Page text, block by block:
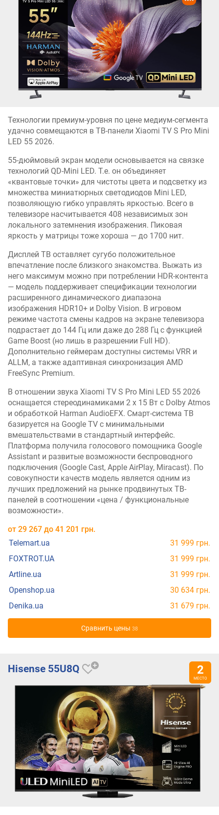
Технологии премиум-уровня по цене медиум-сегмента
удачно совмещаются в ТВ-панели Xiaomi TV S Pro Mini
LED 55 2026.
55-дюймовый экран модели основывается на связке
технологий QD-Mini LED. Т.е. он объединяет
«квантовые точки» для чистоты цвета и подсветку из
множества миниатюрных светодиодов Mini LED,
позволяющую гибко управлять яркостью. Всего в
телевизоре насчитывается 408 независимых зон
локального затемнения изображения. Пиковая
яркость у матрицы тоже хороша — до 1700 нит.
Дисплей ТВ оставляет сугубо положительное
впечатление после близкого знакомства. Выжать из
него максимум можно при потреблении HDR-контента
— модель поддерживает спецификации технологии
расширенного динамического диапазона
изображения HDR10+ и Dolby Vision. В игровом
режиме частота смены кадров на экране телевизора
подрастает до 144 Гц или даже до 288 Гц с функцией
Game Boost (но лишь в разрешении Full HD).
Дополнительно геймерам доступны системы VRR и
ALLM, а также адаптивная синхронизация AMD
FreeSync Premium.
В отношении звука Xiaomi TV S Pro Mini LED 55 2026
оснащается стереодинамиками 2 х 15 Вт с Dolby Atmos
и обработкой Harman AudioEFX. Смарт-система ТВ
базируется на Google TV с минимальными
вмешательствами в стандартный интерфейс.
Платформа получила голосового помощника Google
Assistant и развитые возможности беспроводного
подключения (Google Cast, Apple AirPlay, Miracast). По
совокупности качеств модель является одним из
лучших предложений на рынке продвинутых ТВ-
панелей в соотношении «цена / функциональные
возможности».
от 29 267 до 41 201 грн.
Telemart.ua
31 999 грн.
FOXTROT.UA
31 999 грн.
Artline.ua
31 999 грн.
Openshop.ua
30 634 грн.
Denika.ua
31 679 грн.
Cравнить цены 38
Hisense 55U8Q